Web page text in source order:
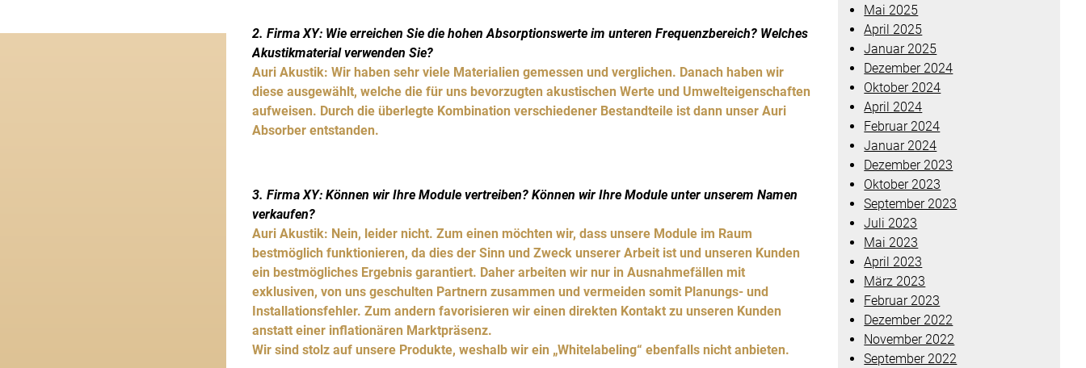
2. Firma XY: Wie erreichen Sie die hohen Absorptionswerte im unteren Frequenzbereich? Welches
Akustikmaterial verwenden Sie?
Auri Akustik: Wir haben sehr viele Materialien gemessen und verglichen. Danach haben wir
diese ausgewählt, welche die für uns bevorzugten akustischen Werte und Umwelteigenschaften
aufweisen. Durch die überlegte Kombination verschiedener Bestandteile ist dann unser Auri
Absorber entstanden.
3. Firma XY: Können wir Ihre Module vertreiben? Können wir Ihre Module unter unserem Namen
verkaufen?
Auri Akustik: Nein, leider nicht. Zum einen möchten wir, dass unsere Module im Raum
bestmöglich funktionieren, da dies der Sinn und Zweck unserer Arbeit ist und unseren Kunden
ein bestmögliches Ergebnis garantiert. Daher arbeiten wir nur in Ausnahmefällen mit
exklusiven, von uns geschulten Partnern zusammen und vermeiden somit Planungs- und
Installationsfehler. Zum andern favorisieren wir einen direkten Kontakt zu unseren Kunden
anstatt einer inflationären Marktpräsenz.
Wir sind stolz auf unsere Produkte, weshalb wir ein „Whitelabeling“ ebenfalls nicht anbieten.
Mai 2025
April 2025
Januar 2025
Dezember 2024
Oktober 2024
April 2024
Februar 2024
Januar 2024
Dezember 2023
Oktober 2023
September 2023
Juli 2023
Mai 2023
April 2023
März 2023
Februar 2023
Dezember 2022
November 2022
September 2022